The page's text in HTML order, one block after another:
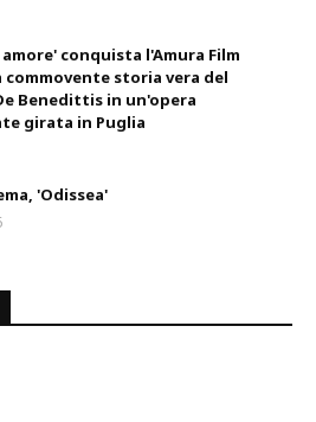
conquista l'Amura Film
commovente storia vera del
Benedittis in un'opera
girata in Puglia
'Odissea'